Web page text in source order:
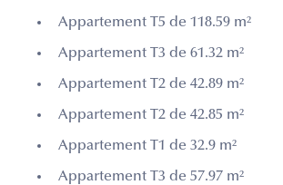
Appartement T5 de 118.59 m²
Appartement T3 de 61.32 m²
Appartement T2 de 42.89 m²
Appartement T2 de 42.85 m²
Appartement T1 de 32.9 m²
Appartement T3 de 57.97 m²